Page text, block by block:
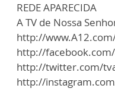
REDE APARECIDA
A TV de Nossa
http://
http://
http://twitter.com/
http://